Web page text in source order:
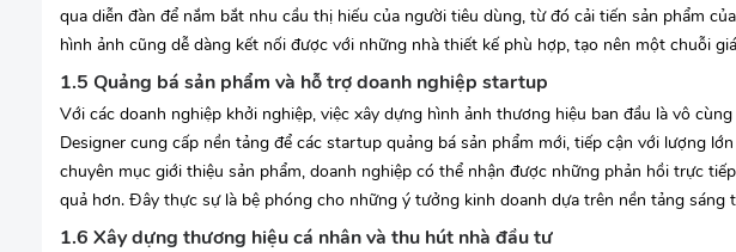
qua diễn đàn để nắm bắt nhu cầu thị hiếu của người tiêu dùng, từ đó cải tiến sản phẩm
hình ảnh cũng dễ dàng kết nối được với những nhà thiết kế phù hợp, tạo nên một chuỗi
1.5 Quảng bá sản phẩm và hỗ trợ doanh nghiệp startup
Với các doanh nghiệp khởi nghiệp, việc xây dựng hình ảnh thương hiệu ban đầu là vô
Designer cung cấp nền tảng để các startup quảng bá sản phẩm mới, tiếp cận với lượng
chuyên mục giới thiệu sản phẩm, doanh nghiệp có thể nhận được những phản hồi trực
quả hơn. Đây thực sự là bệ phóng cho những ý tưởng kinh doanh dựa trên nền tảng sáng
1.6 Xây dựng thương hiệu cá nhân và thu hút nhà đầu tư